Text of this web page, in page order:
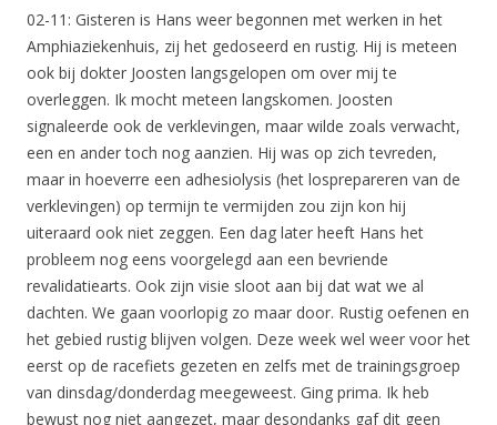
02-11: Gisteren is Hans weer begonnen met werken in het
Amphiaziekenhuis, zij het gedoseerd en rustig. Hij is meteen
ook bij dokter Joosten langsgelopen om over mij te
overleggen. Ik mocht meteen langskomen. Joosten
signaleerde ook de verklevingen, maar wilde zoals verwacht,
een en ander toch nog aanzien. Hij was op zich tevreden,
maar in hoeverre een adhesiolysis (het losprepareren van de
verklevingen) op termijn te vermijden zou zijn kon hij
uiteraard ook niet zeggen. Een dag later heeft Hans het
probleem nog eens voorgelegd aan een bevriende
revalidatiearts. Ook zijn visie sloot aan bij dat wat we al
dachten. We gaan voorlopig zo maar door. Rustig oefenen en
het gebied rustig blijven volgen. Deze week wel weer voor het
eerst op de racefiets gezeten en zelfs met de trainingsgroep
van dinsdag/donderdag meegeweest. Ging prima. Ik heb
bewust nog niet aangezet, maar desondanks gaf dit geen